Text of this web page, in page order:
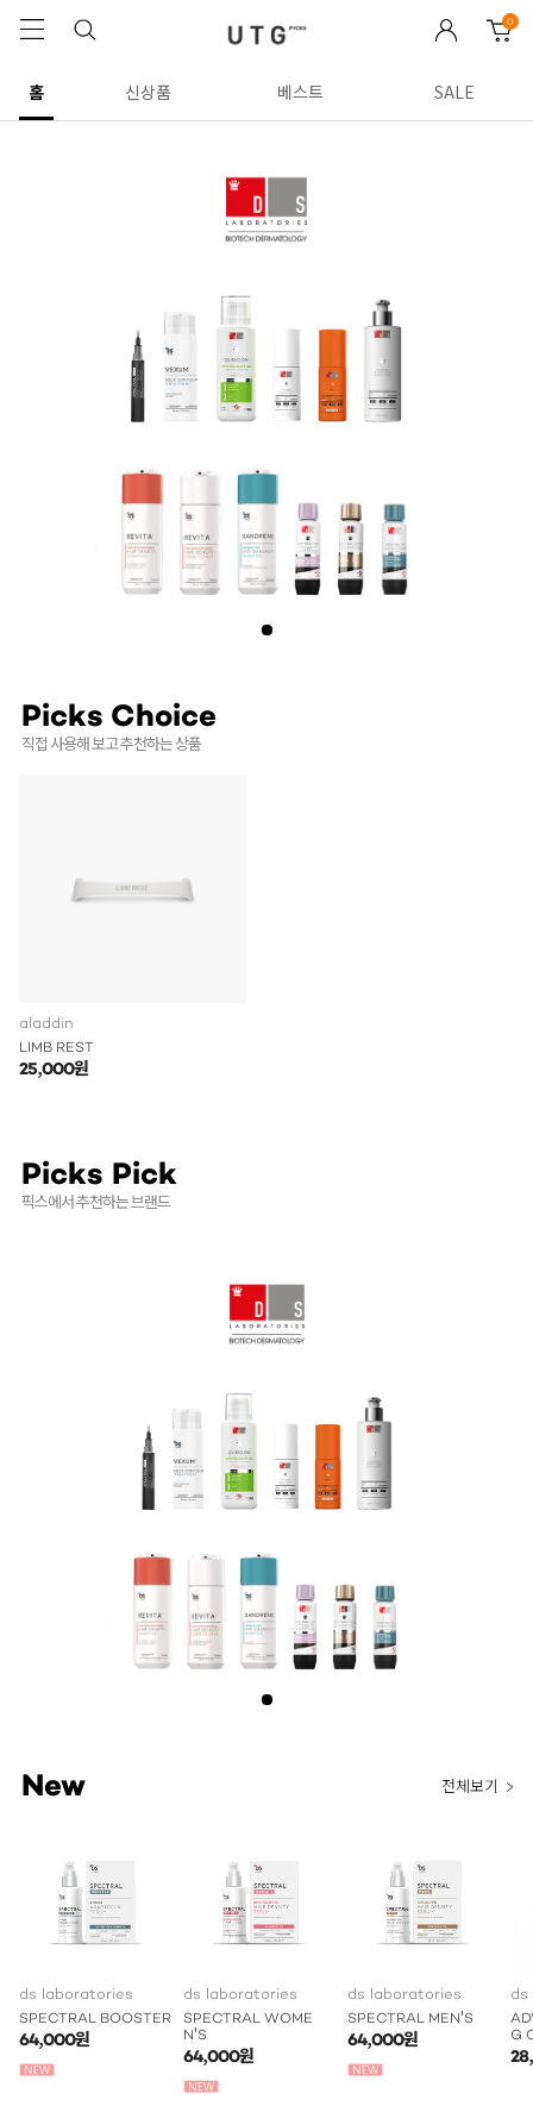
0
홈 신상품 베스트 SALE
Picks Choice
직접 사용해 보고 추천하는 상품
aladdin
LIMB REST
25,000원
Picks Pick
픽스에서 추천하는 브랜드
New 전체보기
ds laboratories
SPECTRAL BOOSTER
64,000원
ds laboratories
SPECTRAL WOME
N'S
64,000원
ds laboratories
SPECTRAL MEN'S
64,000원
ds
G